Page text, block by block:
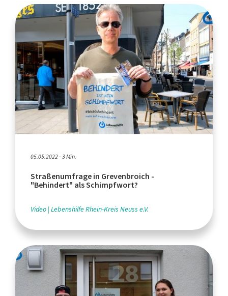
05.05.2022 - 3 Min.
Straßenumfrage in Grevenbroich -
"Behindert" als Schimpfwort?
Video Lebenshilfe Rhein-Kreis Neuss e.V.